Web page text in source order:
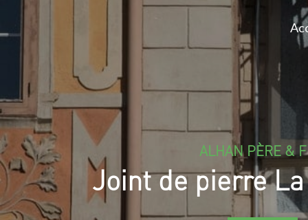
ALHAN PÈRE &
Joint de pierre